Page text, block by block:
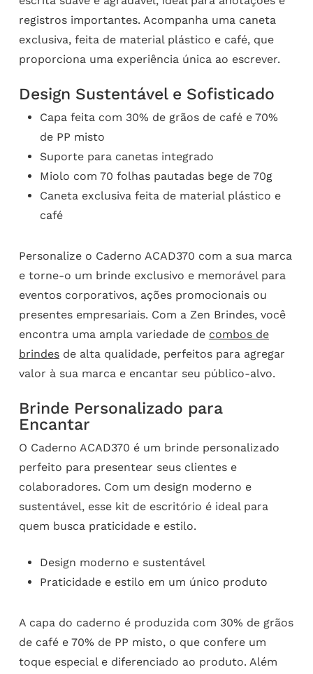
registros importantes. Acompanha uma caneta
exclusiva, feita de material plástico e café, que
proporciona uma experiência única ao escrever.
Design Sustentável e Sofisticado
Capa feita com 30% de grãos de café e 70%
de PP misto
Suporte para canetas integrado
Miolo com 70 folhas pautadas bege de 70g
Caneta exclusiva feita de material plástico e
café
Personalize o Caderno ACAD370 com a sua marca
e torne-o um brinde exclusivo e memorável para
eventos corporativos, ações promocionais ou
presentes empresariais. Com a Zen Brindes, você
encontra uma ampla variedade de combos de
brindesde alta qualidade, perfeitos para agregar
valor à sua marca e encantar seu público-alvo.
Brinde Personalizado para
Encantar
O Caderno ACAD370 é um brinde personalizado
perfeito para presentear seus clientes e
colaboradores. Com um design moderno e
sustentável, esse kit de escritório é ideal para
quem busca praticidade e estilo.
Design moderno e sustentável
Praticidade e estilo em um único produto
A capa do caderno é produzida com 30% de grãos
de café e 70% de PP misto, o que confere um
toque especial e diferenciado ao produto. Além